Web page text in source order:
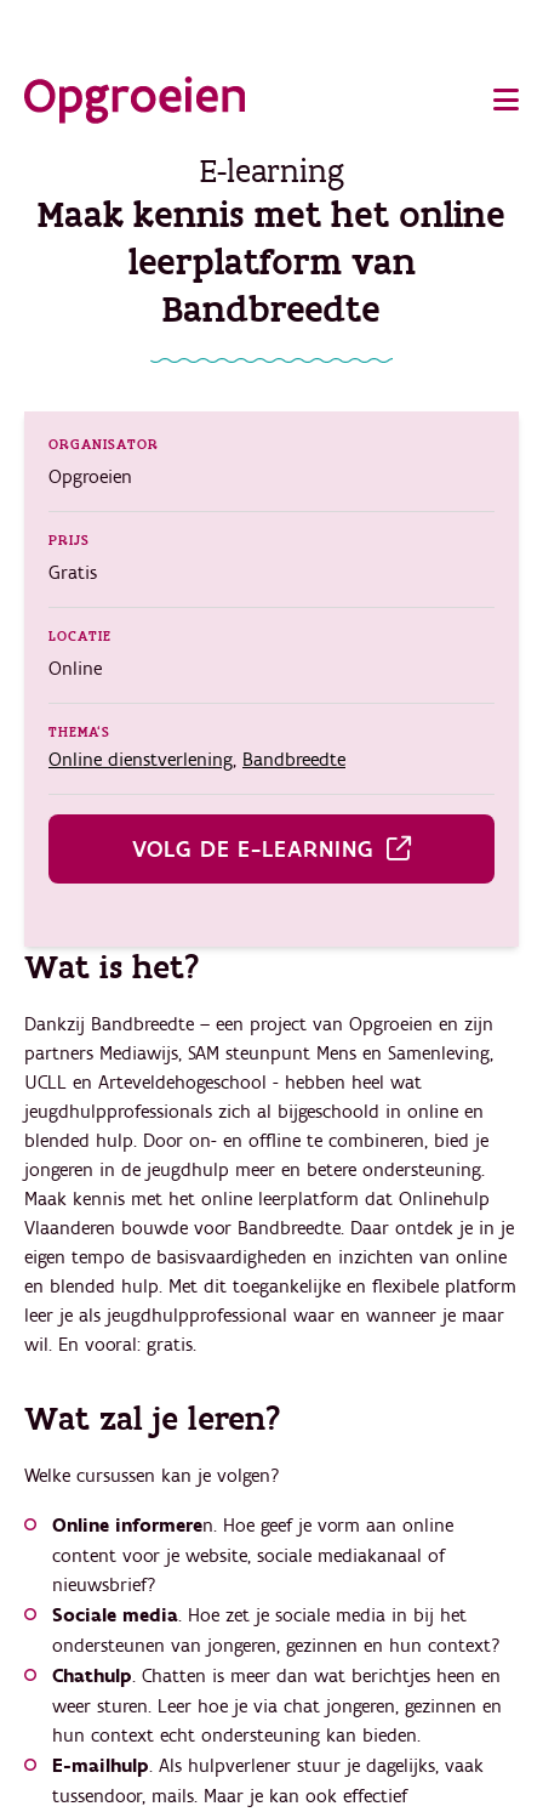
direct
Main
E-learning
Maak kennis met het online
leerplatform van
Bandbreedte
Wat is het?
Dankzij Bandbreedte – een project van Opgroeien en zijn
partners Mediawijs, SAM steunpunt Mens en Samenleving,
UCLL en Arteveldehogeschool - hebben heel wat
jeugdhulpprofessionals zich al bijgeschoold in online en
blended hulp. Door on- en offline te combineren, bied je
jongeren in de jeugdhulp meer en betere ondersteuning.
Maak kennis met het online leerplatform dat Onlinehulp
Vlaanderen bouwde voor Bandbreedte. Daar ontdek je in je
eigen tempo de basisvaardigheden en inzichten van online
en blended hulp. Met dit toegankelijke en flexibele platform
leer je als jeugdhulpprofessional waar en wanneer je maar
wil. En vooral: gratis.
Wat zal je leren?
Welke cursussen kan je volgen?
Online informeren. Hoe geef je vorm aan online
content voor je website, sociale mediakanaal of
nieuwsbrief?
Sociale media. Hoe zet je sociale media in bij het
ondersteunen van jongeren, gezinnen en hun context?
Chathulp. Chatten is meer dan wat berichtjes heen en
weer sturen. Leer hoe je via chat jongeren, gezinnen en
hun context echt ondersteuning kan bieden.
E-mailhulp. Als hulpverlener stuur je dagelijks, vaak
tussendoor, mails. Maar je kan ook effectief
ORGANISATOR
Opgroeien
PRIJS
Gratis
LOCATIE
Online
THEMA'S
Online dienstverlening, Bandbreedte
VOLG DE E-LEARNING